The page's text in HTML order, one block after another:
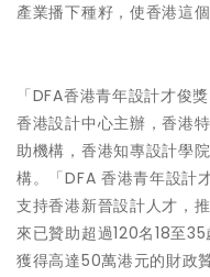
產業播下種籽，使香港這
「DFA香港青年設計才俊
香港設計中心主辦，香港
助機構，香港知專設計學
構。「DFA 香港青年設計
支持香港新晉設計人才，
來已贊助超過120名18至
獲得高達50萬港元的財政